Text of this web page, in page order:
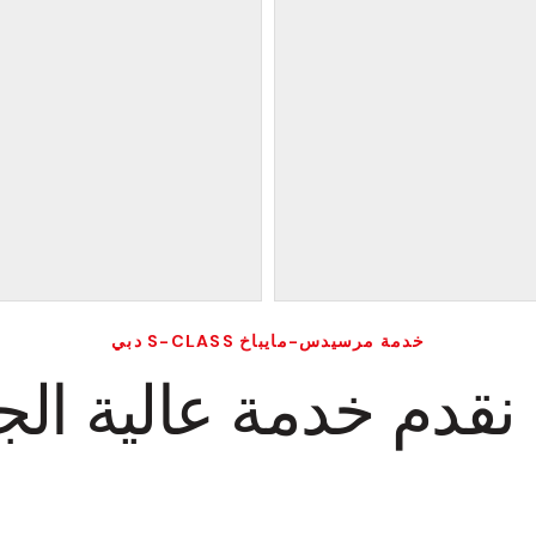
خدمة مرسيدس-مايباخ S-CLASS دبي
خدمة عالية